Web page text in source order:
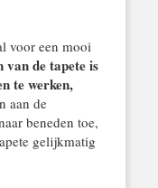
voor een mooi
van de tapete is
te werken,
aan de
beneden toe,
gelijkmatig